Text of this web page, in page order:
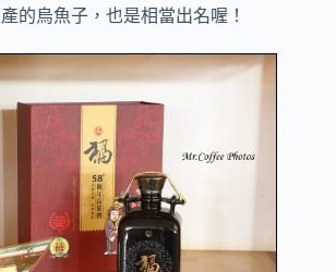
的烏魚子，也是相當出名喔！